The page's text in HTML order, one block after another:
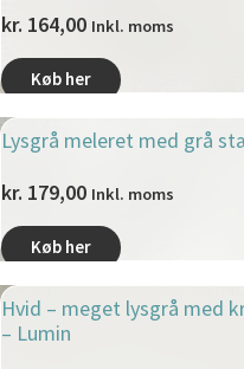
kr. 164,00 Inkl. moms
Køb her
Lysgrå meleret med grå
kr. 179,00 Inkl. moms
Køb her
Hvid – meget lysgrå med
– Lumin